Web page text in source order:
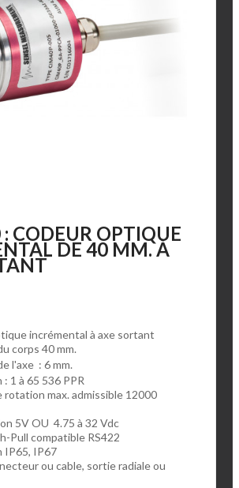
CODEUR OPTIQUE
DE 40 MM. À
incrémental à axe sortant
corps 40 mm.
l'axe : 6 mm.
1 à 65 536 PPR
rotation max. admissible 12000
5V OU 4.75 à 32 Vdc
Pull compatible RS422
IP65, IP67
ou cable, sortie radiale ou